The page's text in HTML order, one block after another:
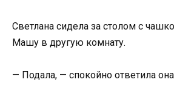
Светлана сидела за столом с
Машу в другую комнату.
— Подала, — спокойно ответила